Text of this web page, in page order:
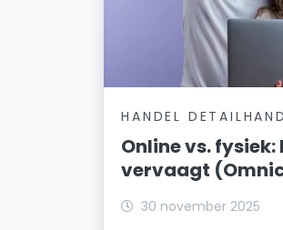
HANDEL
Online vs. fysiek:
vervaagt
30 november 2025